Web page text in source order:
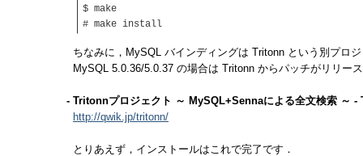
$ make
# make install
ちなみに，MySQL バインディングは Tritonn という別プロ
MySQL 5.0.36/5.0.37 の場合は Tritonn からパッチがリリー
- Tritonnプロジェクト ～ MySQL+Sennaによる全文検索 ～ -
http://qwik.jp/tritonn/
とりあえず，インストールはこれで完了です．